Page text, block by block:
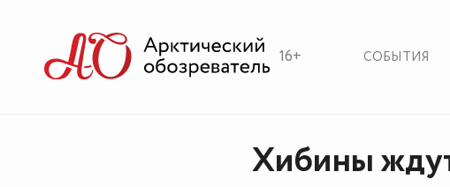
16+ СОБЫТИЯ
Хибины